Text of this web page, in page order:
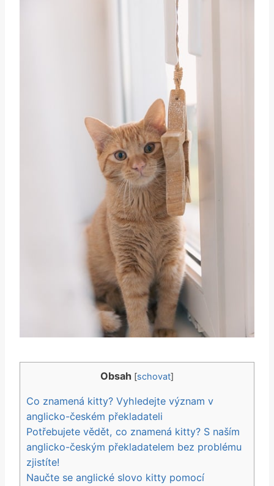
Obsah [schovat]
Co znamená ​kitty?‌ Vyhledejte význam v
anglicko-českém překladateli
Potřebujete vědět, co znamená kitty? S naším
anglicko-českým překladatelem bez problému⁤
zjistíte!
Naučte se anglické slovo​ kitty pomocí